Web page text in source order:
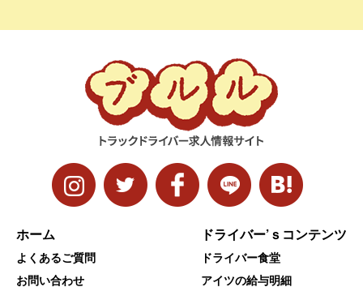
ホーム
よくあるご質問
お問い合わせ
ドライバー’ｓコンテンツ
ドライバー食堂
アイツの給与明細